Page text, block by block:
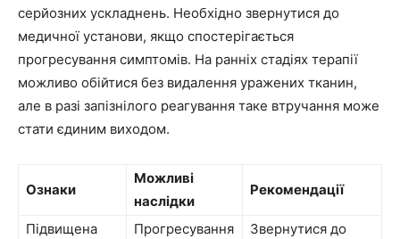
серйозних ускладнень. Необхідно звернутися до
медичної установи, якщо спостерігається
прогресування симптомів. На ранніх стадіях терапії
можливо обійтися без видалення уражених тканин,
але в разі запізнілого реагування таке втручання може
стати єдиним виходом.
Ознаки
Можливі
наслідки
Рекомендації
Підвищена
Прогресування
Звернутися до